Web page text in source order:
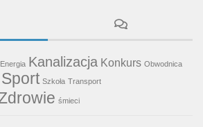
Energia Kanalizacja Konkurs Obwodnica
Sport Szkoła Transport
śmieci